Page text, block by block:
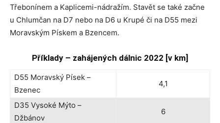
Třebonínem a Kaplicemi-nádražím. Stavět se také začne
u Chlumčan na D7 nebo na D6 u Krupé či na D55 mezi
Moravským Pískem a Bzencem.
Příklady – zahájených dálnic 2022 [v km]
D55 Moravský Písek –
Bzenec
4,1
D35 Vysoké Mýto –
Džbánov
6